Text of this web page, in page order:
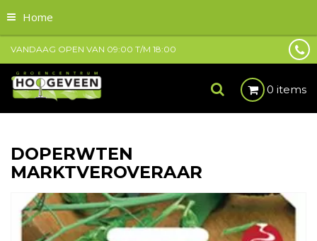
Home
VANDAAG OPEN VAN 09:00 T/M 18:00
0 items
DOPERWTEN
MARKTVEROVERAAR